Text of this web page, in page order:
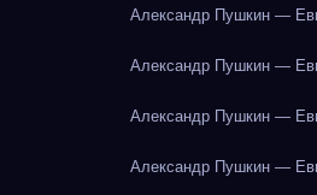
Александр Пушкин —
Александр Пушкин —
Александр Пушкин —
Александр Пушкин —